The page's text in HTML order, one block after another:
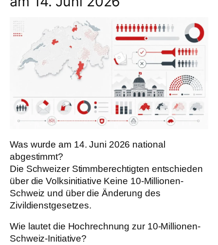
Was wurde am 14. Juni 2026 national
abgestimmt?
Die Schweizer Stimmberechtigten entschieden
über die Volksinitiative Keine 10-Millionen-
Schweiz und über die Änderung des
Zivildienstgesetzes.
Wie lautet die Hochrechnung zur 10-Millionen-
Schweiz-Initiative?